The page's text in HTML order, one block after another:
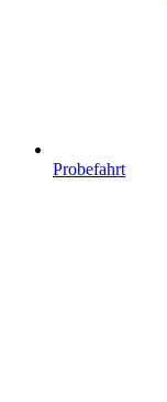
Probefahrt